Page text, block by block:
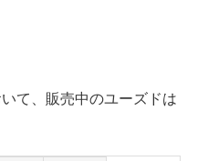
て、販売中のユーズドは